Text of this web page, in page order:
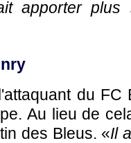
apporter plus
du FC
Au lieu de
des Bleus. «Il